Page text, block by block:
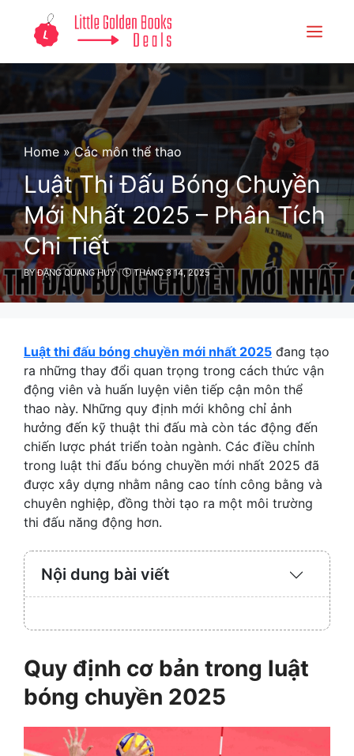
content
Menu
Home »Các môn thể thao
Luật Thi Đấu Bóng Chuyền
Mới Nhất 2025 – Phân Tích
Chi Tiết
BYĐẶNG QUANG HUY THÁNG 3 14, 2025
Luật thi đấu bóng chuyền mới nhất 2025 đang tạo
ra những thay đổi quan trọng trong cách thức vận
động viên và huấn luyện viên tiếp cận môn thể
thao này. Những quy định mới không chỉ ảnh
hưởng đến kỹ thuật thi đấu mà còn tác động đến
chiến lược phát triển toàn ngành. Các điều chỉnh
trong luật thi đấu bóng chuyền mới nhất 2025 đã
được xây dựng nhằm nâng cao tính công bằng và
chuyên nghiệp, đồng thời tạo ra một môi trường
thi đấu năng động hơn.
Nội dung bài viết
Expand
Quy định cơ bản trong luật
bóng chuyền 2025